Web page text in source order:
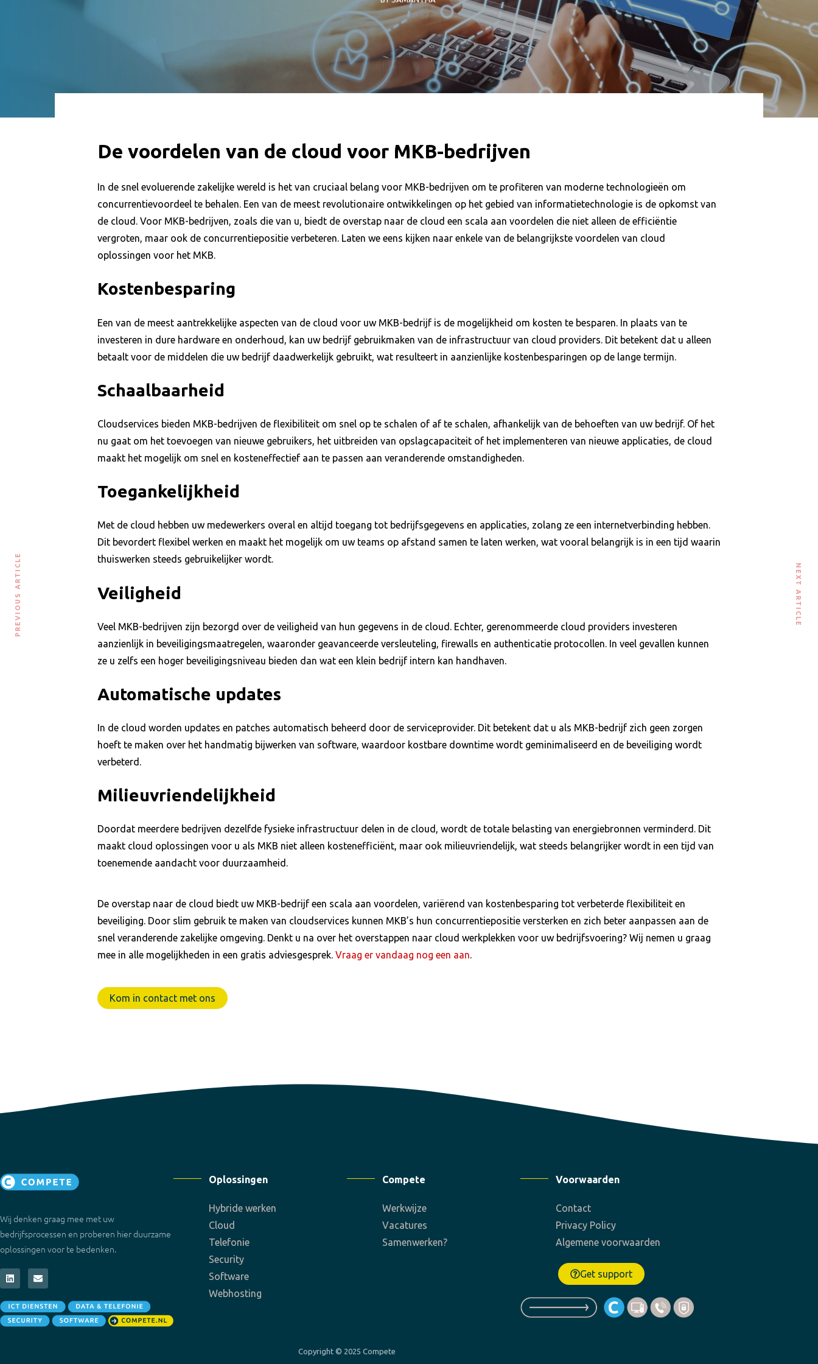
De voordelen van de cloud voor MKB-bedrijven
In de snel evoluerende zakelijke wereld is het van cruciaal belang voor MKB-bedrijven om te profiteren van moderne technologieën om
concurrentievoordeel te behalen. Een van de meest revolutionaire ontwikkelingen op het gebied van informatietechnologie is de opkomst van
de cloud. Voor MKB-bedrijven, zoals die van u, biedt de overstap naar de cloud een scala aan voordelen die niet alleen de efficiëntie
vergroten, maar ook de concurrentiepositie verbeteren. Laten we eens kijken naar enkele van de belangrijkste voordelen van cloud
oplossingen voor het MKB.
Kostenbesparing
Een van de meest aantrekkelijke aspecten van de cloud voor uw MKB-bedrijf is de mogelijkheid om kosten te besparen. In plaats van te
investeren in dure hardware en onderhoud, kan uw bedrijf gebruikmaken van de infrastructuur van cloud providers. Dit betekent dat u alleen
betaalt voor de middelen die uw bedrijf daadwerkelijk gebruikt, wat resulteert in aanzienlijke kostenbesparingen op de lange termijn.
Schaalbaarheid
Cloudservices bieden MKB-bedrijven de flexibiliteit om snel op te schalen of af te schalen, afhankelijk van de behoeften van uw bedrijf. Of het
nu gaat om het toevoegen van nieuwe gebruikers, het uitbreiden van opslagcapaciteit of het implementeren van nieuwe applicaties, de cloud
maakt het mogelijk om snel en kosteneffectief aan te passen aan veranderende omstandigheden.
Toegankelijkheid
Met de cloud hebben uw medewerkers overal en altijd toegang tot bedrijfsgegevens en applicaties, zolang ze een internetverbinding hebben.
Dit bevordert flexibel werken en maakt het mogelijk om uw teams op afstand samen te laten werken, wat vooral belangrijk is in een tijd waarin
thuiswerken steeds gebruikelijker wordt.
Veiligheid
Veel MKB-bedrijven zijn bezorgd over de veiligheid van hun gegevens in de cloud. Echter, gerenommeerde cloud providers investeren
aanzienlijk in beveiligingsmaatregelen, waaronder geavanceerde versleuteling, firewalls en authenticatie protocollen. In veel gevallen kunnen
ze u zelfs een hoger beveiligingsniveau bieden dan wat een klein bedrijf intern kan handhaven.
Automatische updates
In de cloud worden updates en patches automatisch beheerd door de serviceprovider. Dit betekent dat u als MKB-bedrijf zich geen zorgen
hoeft te maken over het handmatig bijwerken van software, waardoor kostbare downtime wordt geminimaliseerd en de beveiliging wordt
verbeterd.
Milieuvriendelijkheid
Doordat meerdere bedrijven dezelfde fysieke infrastructuur delen in de cloud, wordt de totale belasting van energiebronnen verminderd. Dit
maakt cloud oplossingen voor u als MKB niet alleen kostenefficiënt, maar ook milieuvriendelijk, wat steeds belangrijker wordt in een tijd van
toenemende aandacht voor duurzaamheid.
De overstap naar de cloud biedt uw MKB-bedrijf een scala aan voordelen, variërend van kostenbesparing tot verbeterde flexibiliteit en
beveiliging. Door slim gebruik te maken van cloudservices kunnen MKB’s hun concurrentiepositie versterken en zich beter aanpassen aan de
snel veranderende zakelijke omgeving. Denkt u na over het overstappen naar cloud werkplekken voor uw bedrijfsvoering? Wij nemen u graag
mee in alle mogelijkheden in een gratis adviesgesprek. Vraag er vandaag nog een aan.
Kom in contact met ons
PREVIOUS ARTICLE NEXT ARTICLE
Wij denken graag mee met uw
bedrijfsprocessen en proberen hier duurzame
oplossingen voor te bedenken.
Oplossingen
Hybride werken
Cloud
Telefonie
Security
Software
Webhosting
Compete
Werkwijze
Vacatures
Samenwerken?
Voorwaarden
Contact
Privacy Policy
Algemene voorwaarden
Get support
Copyright © 2025 Compete